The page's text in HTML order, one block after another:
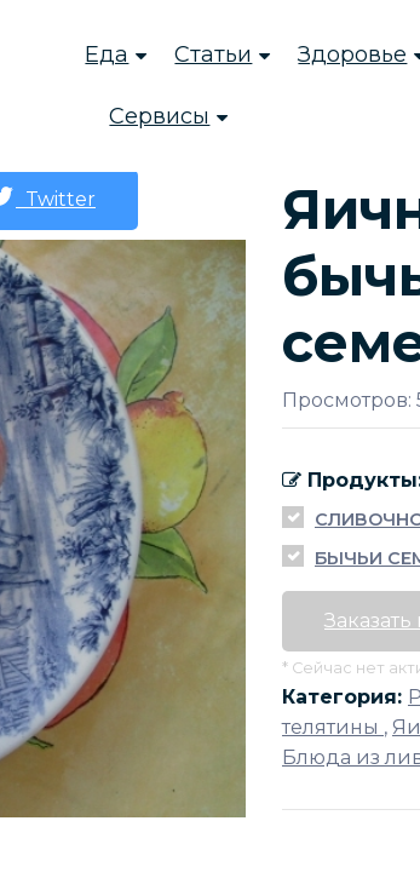
Еда Статьи Здоровье
Сервисы
Twitter
Просмотров:
БЫЧЬИ
* Сейчас нет
Категория:
телятины ,
Блюда из